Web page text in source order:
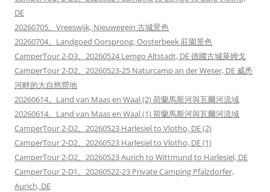
DE
20260705。Vreeswijk, Nieuwegein 古城景色
20260704。Landgoed Oorsprong, Oosterbeek 莊園景色
CamperTour 2-D3。20260524 Lemgo Altstadt, DE 德國古城萊姆戈
CamperTour 2-D2。20260523-25 Naturcamp an der Weser, DE 威悉
河畔的大自然營地
20260614。Land van Maas en Waal (2) 荷蘭馬斯河與瓦爾河流域
20260614。Land van Maas en Waal (1) 荷蘭馬斯河與瓦爾河流域
CamperTour 2-D2。20260523 Harlesiel to Vlotho, DE (2)
CamperTour 2-D2。20260523 Harlesiel to Vlotho, DE (1)
CamperTour 2-D2。20260523 Aurich to Wittmund to Harlesiel, DE
CamperTour 2-D1。20260522-23 Private Camping Pfalzdorfer,
Aurich, DE